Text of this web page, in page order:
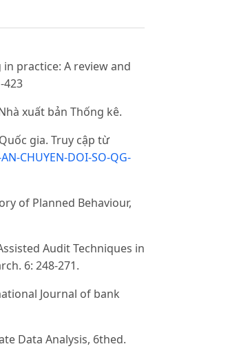
practice: A review and
423
xuất bản Thống kê.
gia. Truy cập từ
CHUYEN-DOI-SO-QG-
of Planned Behaviour,
Audit Techniques in
6: 248-271.
Journal of bank
Data Analysis, 6thed.